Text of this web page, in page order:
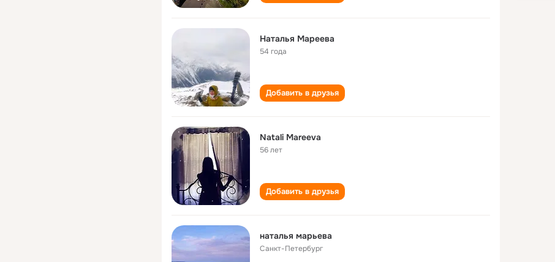
Наталья Мареева
54 года
Добавить в друзья
Natali Mareeva
56 лет
Добавить в друзья
наталья марьева
Санкт-Петербург